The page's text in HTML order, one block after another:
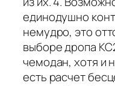
единодушно
немудро, это
выборе дропа
чемодан, хотя и
есть расчет